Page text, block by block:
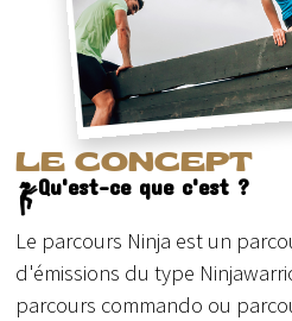
LE CONCEPT
Qu'est-ce que c'est ?
Le parcours Ninja est un
d'émissions du type
parcours commando ou